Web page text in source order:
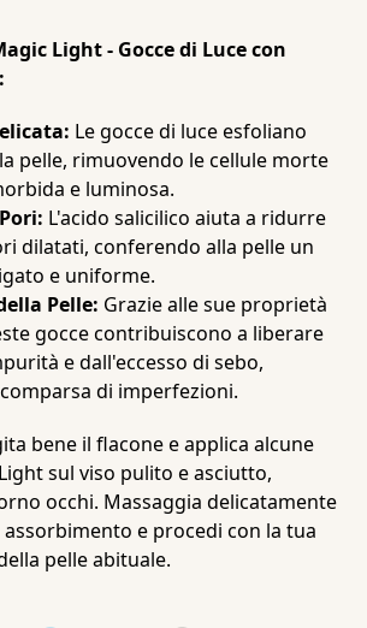
Light - Gocce di Luce con
Le gocce di luce esfoliano
pelle, rimuovendo le cellule morte
e luminosa.
L'acido salicilico aiuta a ridurre
dilatati, conferendo alla pelle un
e uniforme.
Pelle: Grazie alle sue proprietà
gocce contribuiscono a liberare
e dall'eccesso di sebo,
di imperfezioni.
bene il flacone e applica alcune
sul viso pulito e asciutto,
occhi. Massaggia delicatamente
e procedi con la tua
pelle abituale.